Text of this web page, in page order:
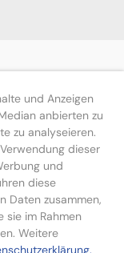
und Anzeigen
anbierten zu
zu analyseieren.
dieser
und
diese
Daten zusammen,
im Rahmen
Weitere